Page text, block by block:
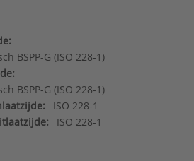
BSPP-G (ISO 228-1)
BSPP-G (ISO 228-1)
ISO 228-1
ISO 228-1